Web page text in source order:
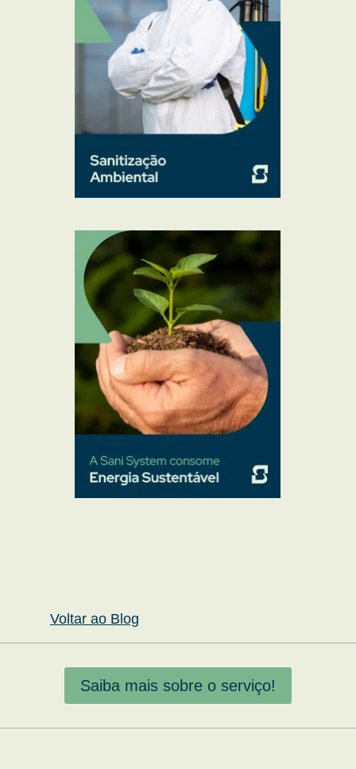
Voltar ao Blog
Saiba mais sobre o serviço!